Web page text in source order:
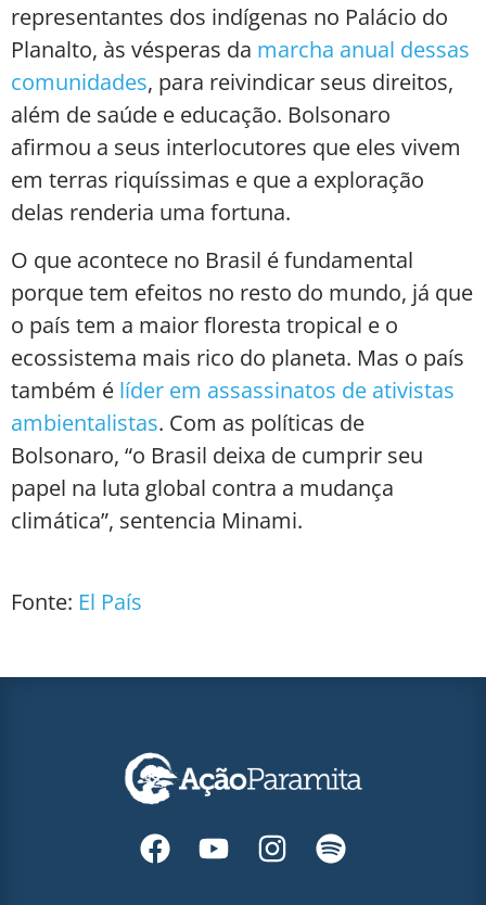
representantes dos indígenas no Palácio do
Planalto, às vésperas da marcha anual dessas
comunidades, para reivindicar seus direitos,
além de saúde e educação. Bolsonaro
afirmou a seus interlocutores que eles vivem
em terras riquíssimas e que a exploração
delas renderia uma fortuna.
O que acontece no Brasil é fundamental
porque tem efeitos no resto do mundo, já que
o país tem a maior floresta tropical e o
ecossistema mais rico do planeta. Mas o país
também é líder em assassinatos de ativistas
ambientalistas. Com as políticas de
Bolsonaro, “o Brasil deixa de cumprir seu
papel na luta global contra a mudança
climática”, sentencia Minami.
Fonte: El País